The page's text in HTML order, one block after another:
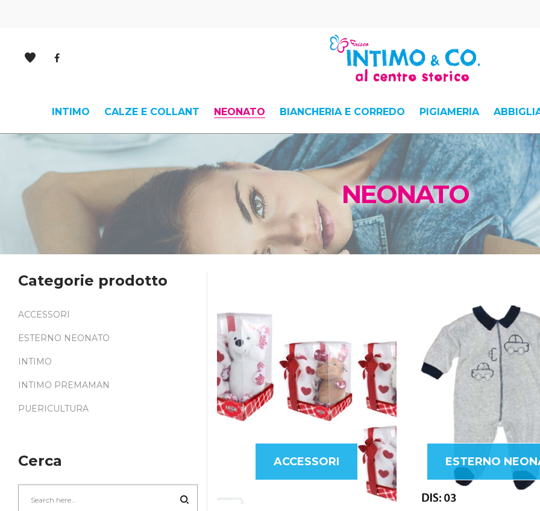
INTIMO CALZE E COLLANT NEONATO BIANCHERIA E CORREDO PIGIAMERIA
NEONATO
ACCESSORI ESTERNO
Categorie prodotto
ACCESSORI
ESTERNO NEONATO
INTIMO
INTIMO PREMAMAN
PUERICULTURA
Cerca